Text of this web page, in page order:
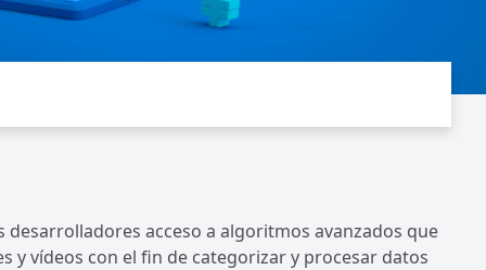
acceso a algoritmos avanzados que
vídeos con el fin de categorizar y procesar datos